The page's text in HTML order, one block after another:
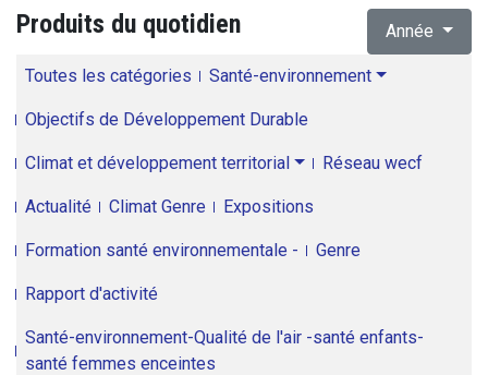
Produits du quotidien Année
Toutes les catégories Santé-environnement
Objectifs de Développement Durable
Climat et développement territorial Réseau wecf
Actualité Climat Genre Expositions
Formation santé environnementale - Genre
Rapport d'activité
Santé-environnement-Qualité de l'air -santé enfants-
santé femmes enceintes